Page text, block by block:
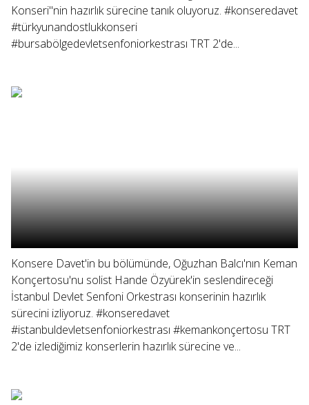
Konseri"nin hazırlık sürecine tanık oluyoruz. #konseredavet
#türkyunandostlukkonseri
#bursabölgedevletsenfoniorkestrası TRT 2'de...
Konsere Davet'in bu bölümünde, Oğuzhan Balcı'nın Keman
Konçertosu'nu solist Hande Özyürek'in seslendireceği
İstanbul Devlet Senfoni Orkestrası konserinin hazırlık
sürecini izliyoruz. #konseredavet
#istanbuldevletsenfoniorkestrası #kemankonçertosu TRT
2'de izlediğimiz konserlerin hazırlık sürecine ve...